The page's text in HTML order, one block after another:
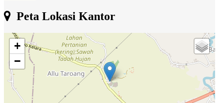
Peta Lokasi Kantor
+
−